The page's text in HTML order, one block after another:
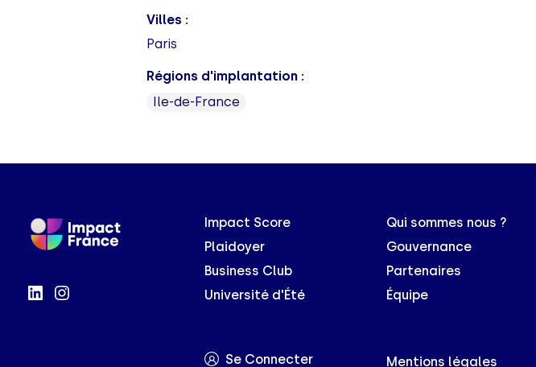
Villes :
Paris
Régions d'implantation :
Ile-de-France
Impact Score
Plaidoyer
Business Club
Université d'Été
Se Connecter
Qui sommes nous ?
Gouvernance
Partenaires
Équipe
Mentions légales